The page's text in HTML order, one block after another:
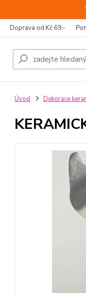
Doprava od Kč 69,-
Úvod Dekorace